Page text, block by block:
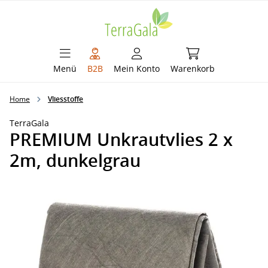
Menü B2B Mein Konto Warenkorb
Warenkorb
Home Vliesstoffe
TerraGala
PREMIUM Unkrautvlies 2 x
2m, dunkelgrau